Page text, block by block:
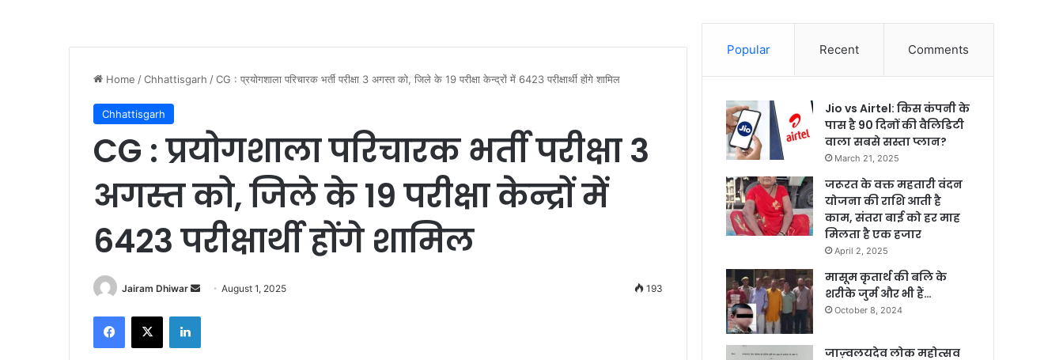
Home /Chhattisgarh /CG : प्रयोगशाला परिचारक भर्ती परीक्षा 3 अगस्त को, जिले के 19 परीक्षा केन्द्रों में 6423 परीक्षार्थी होंगे शामिल
Chhattisgarh
CG : प्रयोगशाला परिचारक भर्ती परीक्षा 3
अगस्त को, जिले के 19 परीक्षा केन्द्रों में
6423 परीक्षार्थी होंगे शामिल
Jairam Dhiwar
Send August 1, 2025 193
Facebook
X LinkedIn
Popular Recent Comments
Jio vs Airtel: किस कंपनी के
पास है 90 दिनों की वैलिडिटी
वाला सबसे सस्ता प्लान?
March 21, 2025
जरूरत के वक्त महतारी वंदन
योजना की राशि आती है
काम, संतरा बाई को हर माह
मिलता है एक हजार
April 2, 2025
मासूम कृतार्थ की बलि के
शरीके जुर्म और भी हैं…
October 8, 2024
जाज़्वलयदेव लोक महोत्सव